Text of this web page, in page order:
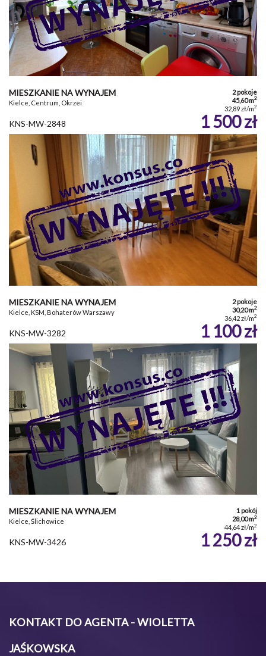
MIESZKANIE NA WYNAJEM
Kielce, Centrum, Okrzei
2 pokoje
45,60 m2
32,89 zł/m2
KNS-MW-2848 1 500 zł
MIESZKANIE NA WYNAJEM
Kielce, KSM, Bohaterów Warszawy
2 pokoje
30,20 m2
36,42 zł/m2
KNS-MW-3282 1 100 zł
MIESZKANIE NA WYNAJEM
Kielce, Ślichowice
1 pokój
28,00 m2
44,64 zł/m2
KNS-MW-3426 1 250 zł
KONTAKT DO AGENTA - WIOLETTA
JAŚKOWSKA